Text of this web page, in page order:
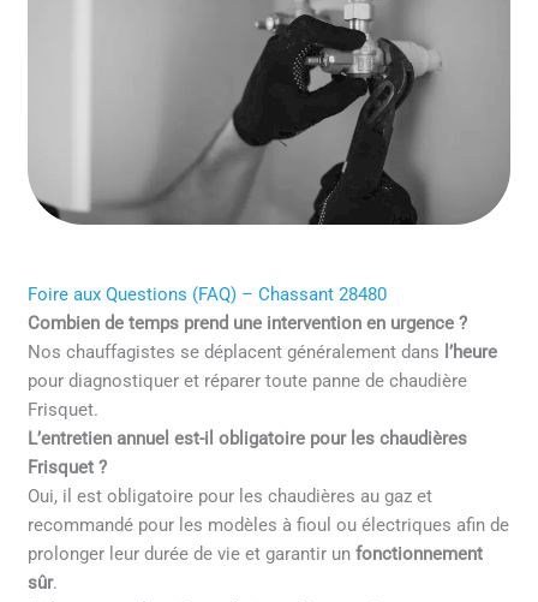
Foire aux Questions (FAQ) – Chassant 28480
Combien de temps prend une intervention en urgence ?
Nos chauffagistes se déplacent généralement dans l’heure
pour diagnostiquer et réparer toute panne de chaudière
Frisquet.
L’entretien annuel est-il obligatoire pour les chaudières
Frisquet ?
Oui, il est obligatoire pour les chaudières au gaz et
recommandé pour les modèles à fioul ou électriques afin de
prolonger leur durée de vie et garantir unfonctionnement
sûr.